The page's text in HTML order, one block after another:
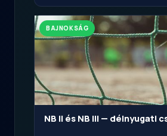
BAJNOKSÁG
NB II és NB III — délnyugati